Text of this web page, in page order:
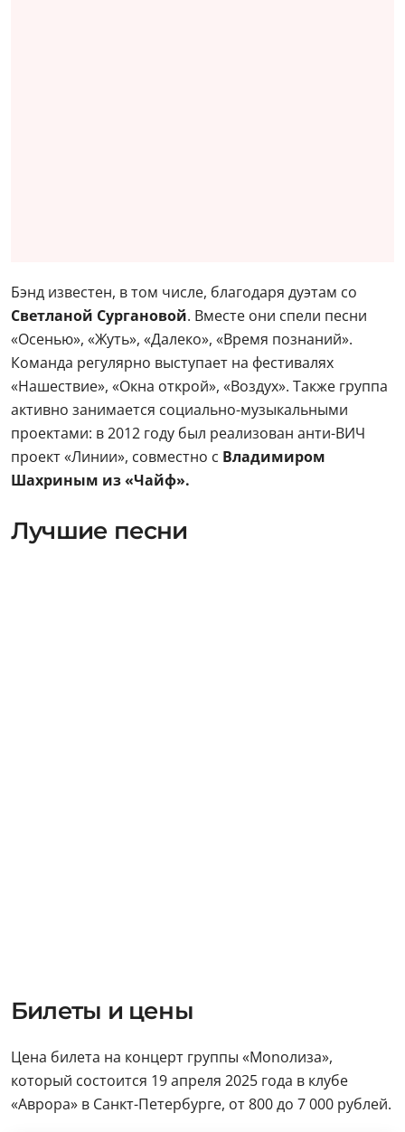
Бэнд известен, в том числе, благодаря дуэтам со
Светланой Сургановой. Вместе они спели песни
«Осенью», «Жуть», «Далеко», «Время познаний».
Команда регулярно выступает на фестивалях
«Нашествие», «Окна открой», «Воздух». Также группа
активно занимается социально-музыкальными
проектами: в 2012 году был реализован анти-ВИЧ
проект «Линии», совместно с Владимиром
Шахриным из «Чайф».
Лучшие песни
Билеты и цены
Цена билета на концерт группы «Monoлиза»,
который состоится 19 апреля 2025 года в клубе
«Аврора» в Санкт-Петербурге, от 800 до 7 000 рублей.